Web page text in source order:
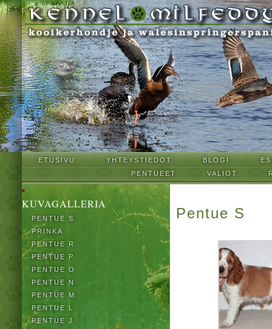
ETUSIVU YHTEYSTIEDOT BLOGI
PENTUEET
VALIOT
KUVAGALLERIA
PENTUE S
PRINKA
PENTUE R
PENTUE P
PENTUE O
PENTUE N
PENTUE M
PENTUE L
PENTUE J
Pentue S